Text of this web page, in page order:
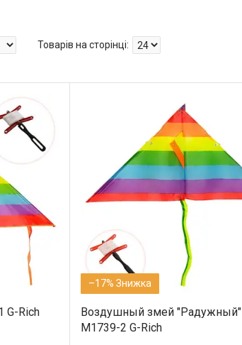
G-Rich
–17%
Воздушный змей "Радужный"
M1739-2 G-Rich